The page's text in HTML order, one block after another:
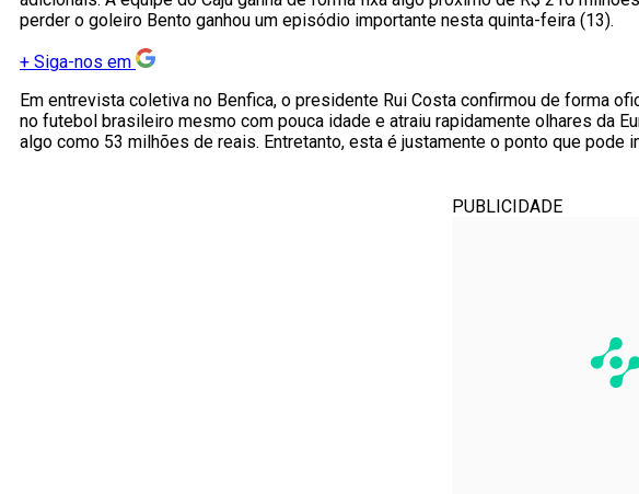
perder o goleiro Bento ganhou um episódio importante nesta quinta-feira (13).
+ Siga-nos em
Em entrevista coletiva no Benfica, o presidente Rui Costa confirmou de forma
no futebol brasileiro mesmo com pouca idade e atraiu rapidamente olhares da
algo como 53 milhões de reais. Entretanto, esta é justamente o ponto que pode
PUBLICIDADE